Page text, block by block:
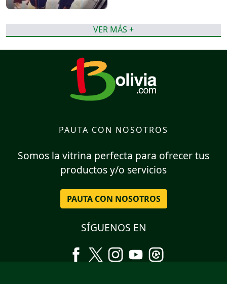
VER MÁS +
PAUTA CON NOSOTROS
Somos la vitrina perfecta para ofrecer tus
productos y/o servicios
PAUTA CON NOSOTROS
SÍGUENOS EN